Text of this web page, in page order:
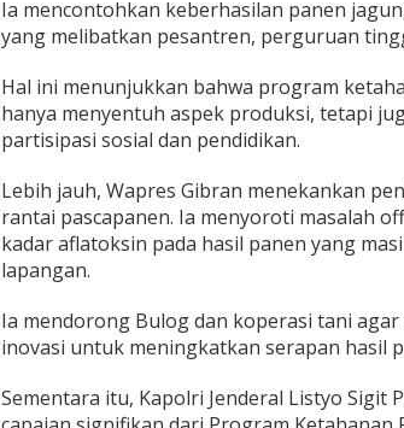
Ia mencontohkan keberhasilan panen
yang melibatkan pesantren, perguruan
Hal ini menunjukkan bahwa program
hanya menyentuh aspek produksi, tetapi
partisipasi sosial dan pendidikan.
Lebih jauh, Wapres Gibran menekankan
rantai pascapanen. Ia menyoroti masalah
kadar aflatoksin pada hasil panen yang
lapangan.
Ia mendorong Bulog dan koperasi tani
inovasi untuk meningkatkan serapan hasil
Sementara itu, Kapolri Jenderal Listyo Sigit